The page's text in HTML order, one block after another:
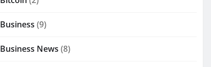
Business (9)
Business News (8)